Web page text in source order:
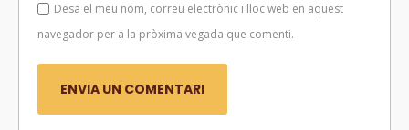
Desa el meu nom, correu electrònic i lloc web en aquest
navegador per a la pròxima vegada que comenti.